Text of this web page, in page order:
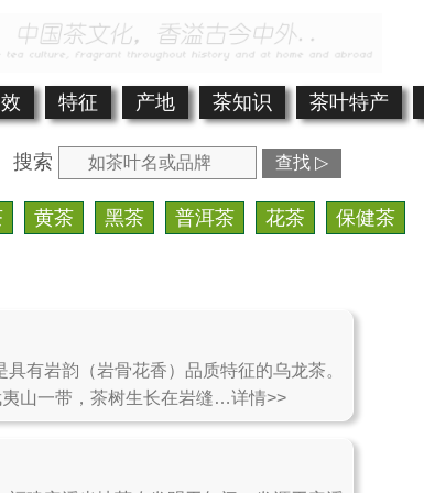
特征 产地 茶知识 茶叶特产
搜索 查找 ▷
黄茶 黑茶 普洱茶 花茶 保健茶
有岩韵（岩骨花香）品质特征的乌龙茶。
夷山一带，茶树生长在岩缝…详情>>